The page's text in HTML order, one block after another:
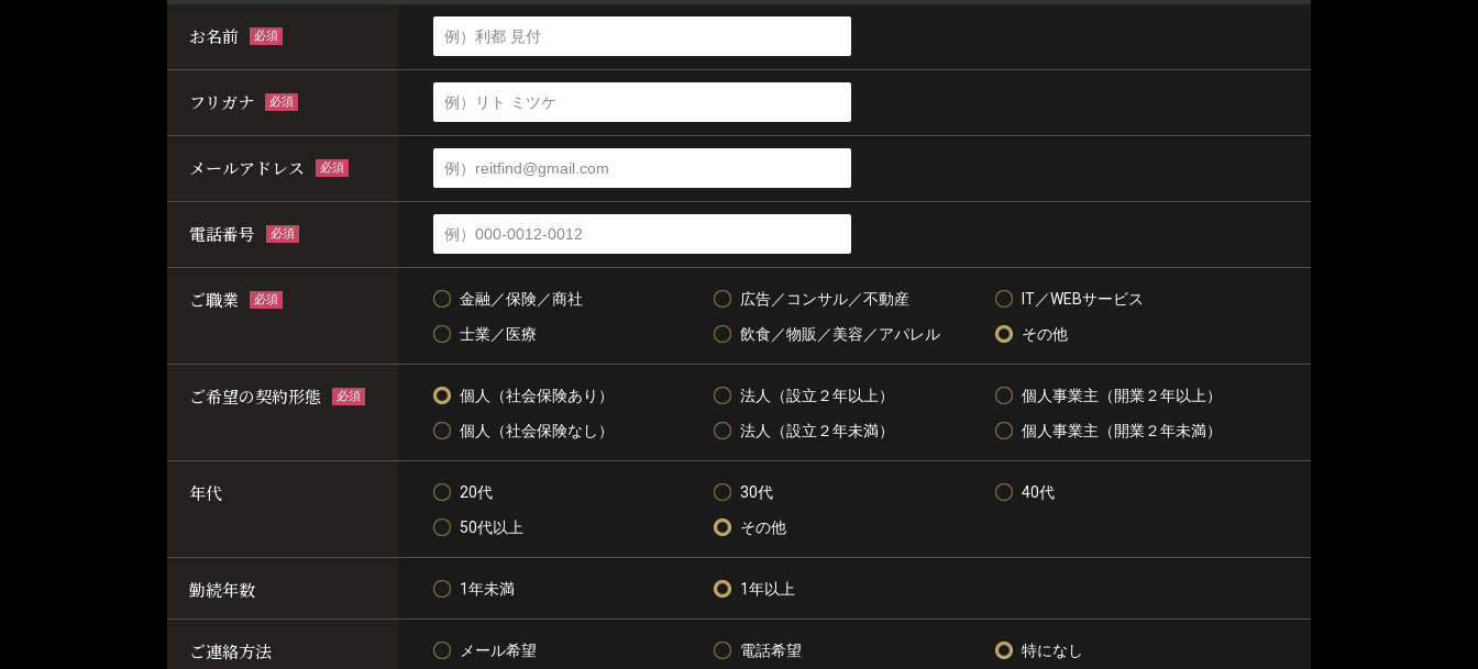
お名前 必須
フリガナ 必須
メールアドレス 必須
電話番号 必須
ご職業 必須 金融／保険／商社 広告／コンサル／不動産
IT／WEBサービス
士業／医療
飲食／物販／美容／アパレル その他
ご希望の契約形態 必須 個人（社会保険あり） 法人（設立２年以上）
個人事業主（開業２年以上）
個人（社会保険なし）
法人（設立２年未満） 個人事業主（開業２年未満）
年代 20代 30代
40代
50代以上
その他
勤続年数 1年未満 1年以上
ご連絡方法 メール希望 電話希望 特になし